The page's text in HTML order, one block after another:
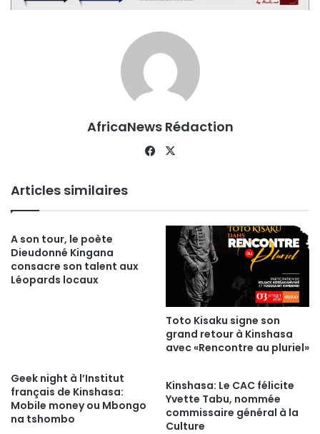
AfricaNews Rédaction
Facebook
Articles similaires
A son tour, le poète
Dieudonné Kingana
consacre son talent aux
Léopards locaux
Toto Kisaku signe son
grand retour à Kinshasa
avec «Rencontre au pluriel»
Geek night à l’Institut
français de Kinshasa:
Mobile money ou Mbongo
na tshombo
Kinshasa: Le CAC félicite
Yvette Tabu, nommée
commissaire général à la
Culture